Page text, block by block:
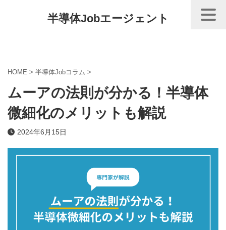
半導体Jobエージェント
HOME > 半導体Jobコラム >
ムーアの法則が分かる！半導体
微細化のメリットも解説
2024年6月15日